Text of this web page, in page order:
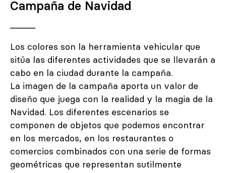
Campaña de Navidad
Los colores son la herramienta vehicular que
sitúa las diferentes actividades que se llevarán a
cabo en la ciudad durante la campaña.
La imagen de la campaña aporta un valor de
diseño que juega con la realidad y la magia de la
Navidad. Los diferentes escenarios se
componen de objetos que podemos encontrar
en los mercados, en los restaurantes o
comercios combinados con una serie de formas
geométricas que representan sutilmente